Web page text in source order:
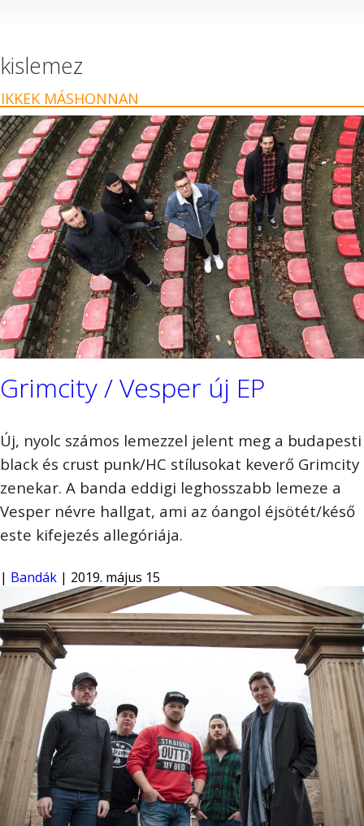
kislemez
MÁSHONNAN
Grimcity / Vesper új EP
Új, nyolc számos lemezzel jelent meg a budapesti
black és crust punk/HC stílusokat keverő Grimcity
zenekar. A banda eddigi leghosszabb lemeze a
Vesper névre hallgat, ami az óangol éjsötét/késő
este kifejezés allegóriája.
| Bandák | 2019. május 15